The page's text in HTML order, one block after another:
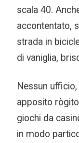
scala 40.
accontentato,
strada in
di vaniglia,
Nessun
apposito
giochi da
in modo